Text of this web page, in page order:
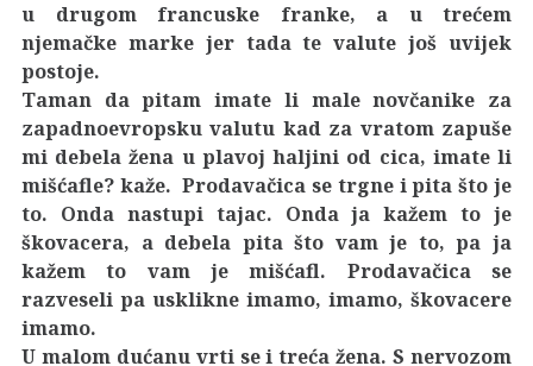
u drugom francuske franke, a u trećem
njemačke marke jer tada te valute još uvijek
postoje.
Taman da pitam imate li male novčanike za
zapadnoevropsku valutu kad za vratom zapuše
mi debela žena u plavoj haljini od cica, imate li
mišćafle? kaže. Prodavačica se trgne i pita što je
to. Onda nastupi tajac. Onda ja kažem to je
škovacera, a debela pita što vam je to, pa ja
kažem to vam je mišćafl. Prodavačica se
razveseli pa usklikne imamo, imamo, škovacere
imamo.
U malom dućanu vrti se i treća žena. S nervozom